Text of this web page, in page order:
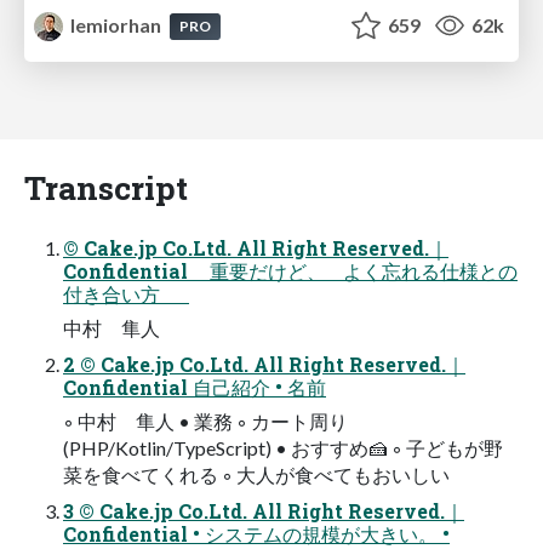
lemiorhan
PRO 659 62k
Transcript
© Cake.jp Co.Ltd. All Right Reserved.｜
Confidential 重要だけど、 よく忘れる仕様との
付き合い方
中村 隼人
2 © Cake.jp Co.Ltd. All Right Reserved.｜
Confidential 自己紹介 • 名前
◦ 中村 隼人 • 業務 ◦ カート周り
(PHP/Kotlin/TypeScript) • おすすめ🍰 ◦ 子どもが野
菜を食べてくれる ◦ 大人が食べてもおいしい
3 © Cake.jp Co.Ltd. All Right Reserved.｜
Confidential • システムの規模が大きい。 •